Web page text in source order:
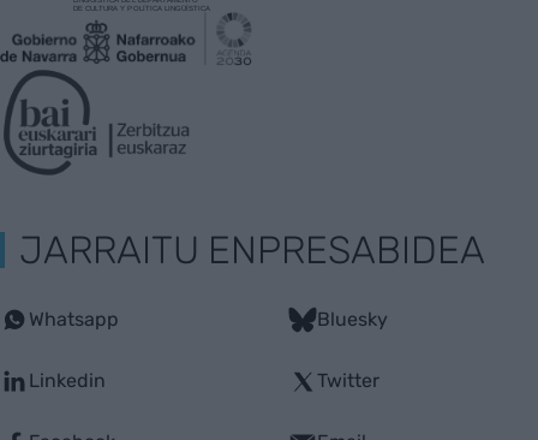
JARRAITU ENPRESABIDEA
Whatsapp
Linkedin
Bluesky
Twitter